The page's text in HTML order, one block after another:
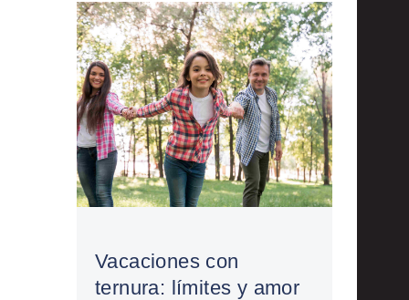
Vacaciones con
ternura: límites y amor